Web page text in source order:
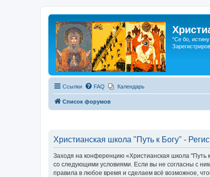
"Се бо,
Ссылки FAQ Календарь
Список форумов
Христианская школа "Путь к Богу" -
Заходя на конференцию «Христианская школа "Путь
со следующими условиями. Если вы не согласны с
правила в любое время и сделаем всё возможное,